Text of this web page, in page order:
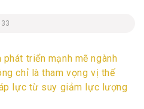
triển mạnh mẽ ngành
chỉ là tham vọng vị thế
lực từ suy giảm lực lượng